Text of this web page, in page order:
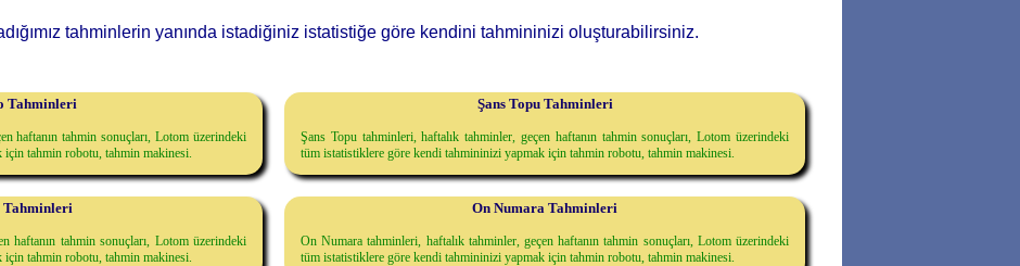
tahminlerin yanında istadiğiniz istatistiğe göre kendini tahmininizi oluşturabilirsiniz.
Tahminleri
haftanın tahmin sonuçları, Lotom üzerindeki
tahmin robotu, tahmin makinesi.
Şans Topu Tahminleri
Şans Topu tahminleri, haftalık tahminler, geçen haftanın tahmin sonuçları, Lotom üzerindeki
tüm istatistiklere göre kendi tahmininizi yapmak için tahmin robotu, tahmin makinesi.
Tahminleri
haftanın tahmin sonuçları, Lotom üzerindeki
tahmin robotu, tahmin makinesi.
On Numara Tahminleri
On Numara tahminleri, haftalık tahminler, geçen haftanın tahmin sonuçları, Lotom üzerindeki
tüm istatistiklere göre kendi tahmininizi yapmak için tahmin robotu, tahmin makinesi.